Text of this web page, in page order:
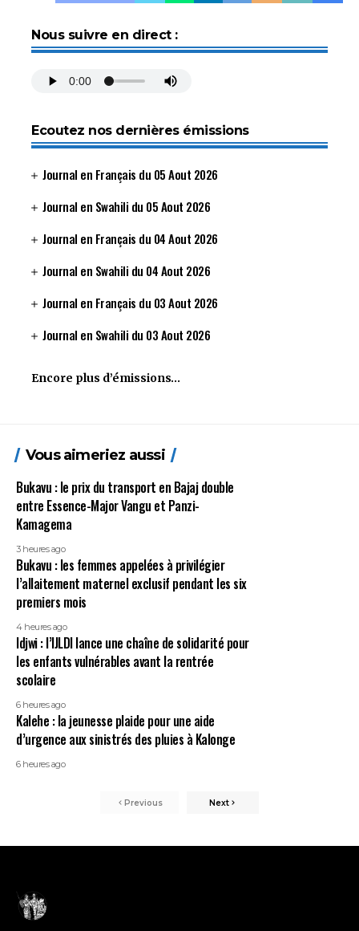
Nous suivre en direct :
Ecoutez nos dernières émissions
Journal en Français du 05 Aout 2026
Journal en Swahili du 05 Aout 2026
Journal en Français du 04 Aout 2026
Journal en Swahili du 04 Aout 2026
Journal en Français du 03 Aout 2026
Journal en Swahili du 03 Aout 2026
Encore plus d’émissions…
Vous aimeriez aussi
Bukavu : le prix du transport en Bajaj double
entre Essence-Major Vangu et Panzi-
Kamagema
3 heures ago
Bukavu : les femmes appelées à privilégier
l’allaitement maternel exclusif pendant les six
premiers mois
4 heures ago
Idjwi : l’IJLDI lance une chaîne de solidarité pour
les enfants vulnérables avant la rentrée
scolaire
6 heures ago
Kalehe : la jeunesse plaide pour une aide
d’urgence aux sinistrés des pluies à Kalonge
6 heures ago
Previous Next